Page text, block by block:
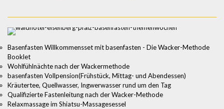
Basenfasten Willkommensset mit basenfasten - Die Wacker-Methode
Booklet
Wohlfühlnächte nach der Wackermethode
basenfasten Vollpension(Frühstück, Mittag- und Abendessen)
Kräutertee, Quellwasser, Ingwerwasser rund um den Tag
Qualifizierte Fastenleitung nach der Wacker-Methode
Relaxmassage im Shiatsu-Massagesessel